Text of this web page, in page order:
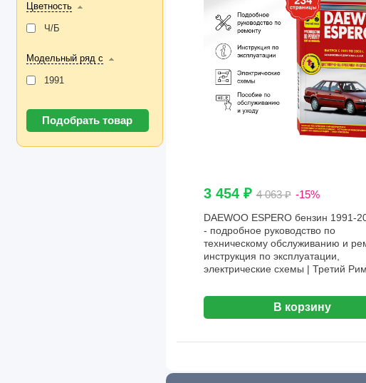
Цветность
Ч/Б
Модельный ряд с
1991
3 454 ₽4 063 ₽ -15%
DAEWOO ESPERO бензин 1991-
- подробное руководство по
техническому обслуживанию и
инструкция по эксплуатации,
электрические схемы | Третий Рим
В корзину